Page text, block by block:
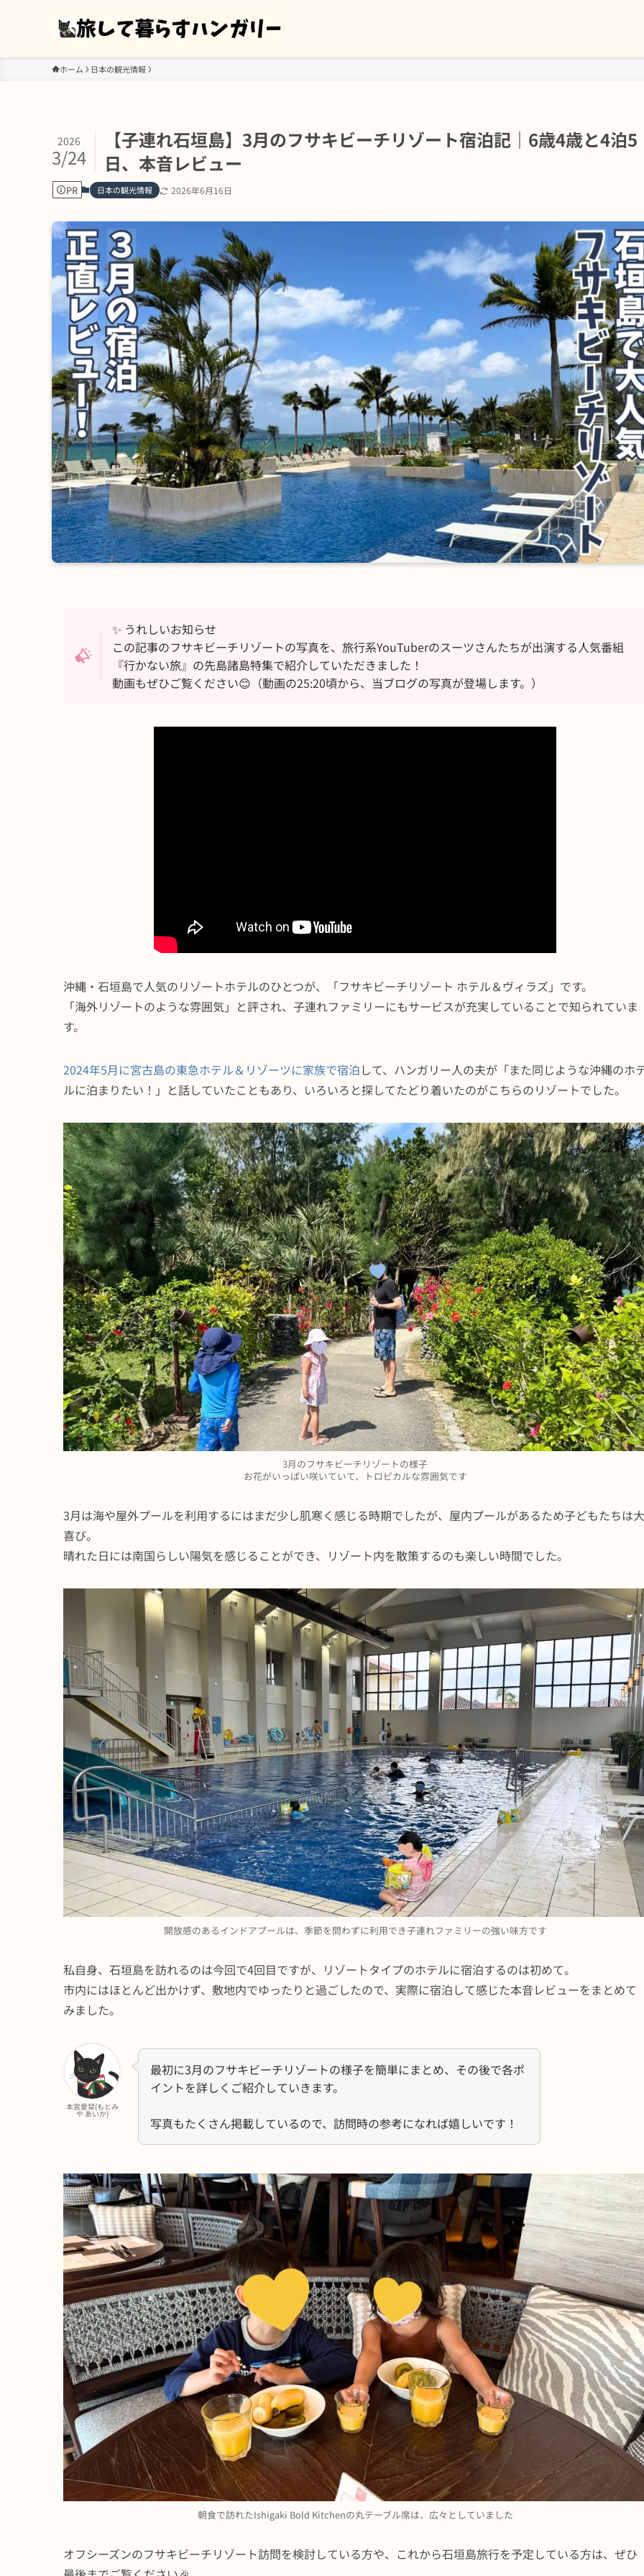
ホーム 日本の観光情報
【子連れ石垣島】3月のフサキビーチリゾート宿泊記｜6歳4歳と4泊5
日、本音レビュー
2026
3/24
PR 日本の観光情報 2026年6月16日
✨ うれしいお知らせ
この記事のフサキビーチリゾートの写真を、旅行系YouTuberのスーツさんたちが出演する人気番組
『行かない旅』の先島諸島特集で紹介していただきました！
動画もぜひご覧ください😊（動画の25:20頃から、当ブログの写真が登場します。）
沖縄・石垣島で人気のリゾートホテルのひとつが、「フサキビーチリゾート ホテル＆ヴィラズ」です。
「海外リゾートのような雰囲気」と評され、子連れファミリーにもサービスが充実していることで知られていま
す。
2024年5月に宮古島の東急ホテル＆リゾーツに家族で宿泊して、ハンガリー人の夫が「また同じような沖縄のホ
ルに泊まりたい！」と話していたこともあり、いろいろと探してたどり着いたのがこちらのリゾートでした。
3月のフサキビーチリゾートの様子
お花がいっぱい咲いていて、トロピカルな雰囲気です
3月は海や屋外プールを利用するにはまだ少し肌寒く感じる時期でしたが、屋内プールがあるため子どもたちは大
喜び。
晴れた日には南国らしい陽気を感じることができ、リゾート内を散策するのも楽しい時間でした。
開放感のあるインドアプールは、季節を問わずに利用でき子連れファミリーの強い味方です
私自身、石垣島を訪れるのは今回で4回目ですが、リゾートタイプのホテルに宿泊するのは初めて。
市内にはほとんど出かけず、敷地内でゆったりと過ごしたので、実際に宿泊して感じた本音レビューをまとめて
みました。
本宮愛栞(もとみ
や あいか)
最初に3月のフサキビーチリゾートの様子を簡単にまとめ、その後で各ポ
イントを詳しくご紹介していきます。
写真もたくさん掲載しているので、訪問時の参考になれば嬉しいです！
朝食で訪れたIshigaki Bold Kitchenの丸テーブル席は、広々としていました
オフシーズンのフサキビーチリゾート訪問を検討している方や、これから石垣島旅行を予定している方は、ぜひ